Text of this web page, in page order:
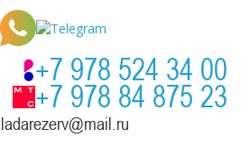
+7 978 524 34 00
+7 978 84 875 23